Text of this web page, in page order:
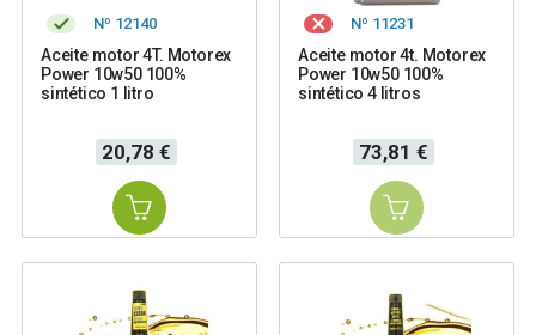
Nº 12140
Aceite motor 4T. Motorex
Power 10w50 100%
sintético 1 litro
Precio
20,78 €
Nº 11231
Aceite motor 4t. Motorex
Power 10w50 100%
sintético 4 litros
Precio
73,81 €